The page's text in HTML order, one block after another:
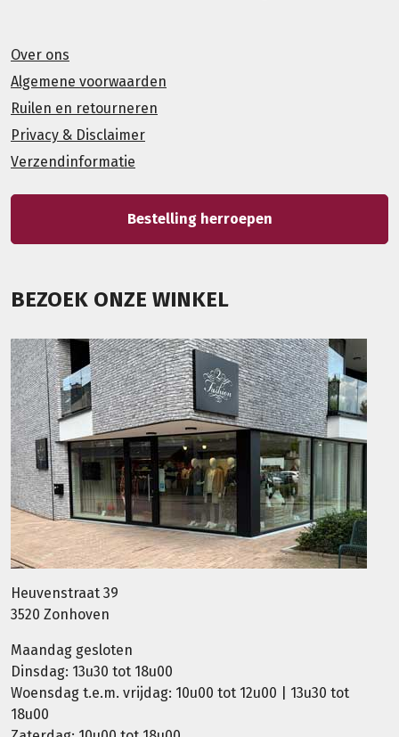
Over ons
Algemene voorwaarden
Ruilen en retourneren
Privacy & Disclaimer
Verzendinformatie
Bestelling herroepen
BEZOEK ONZE WINKEL
Heuvenstraat 39
3520 Zonhoven
Maandag gesloten
Dinsdag: 13u30 tot 18u00
Woensdag t.e.m. vrijdag: 10u00 tot 12u00 | 13u30 tot
18u00